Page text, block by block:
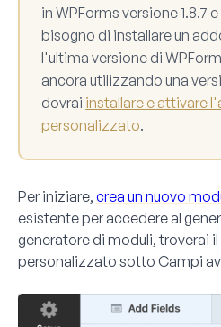
in WPForms versione 1.8.7
bisogno di installare un
l'ultima versione di
ancora utilizzando una
dovrai installare e attivare
personalizzato.
Per iniziare, crea un nuovo
esistente per accedere al
generatore di moduli, troverai
personalizzato sotto Campi